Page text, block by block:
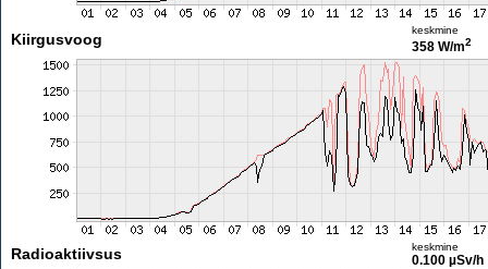
Kiirgusvoog
keskmine
358 W/m2
Radioaktiivsus keskmine
0.100 µSv/h